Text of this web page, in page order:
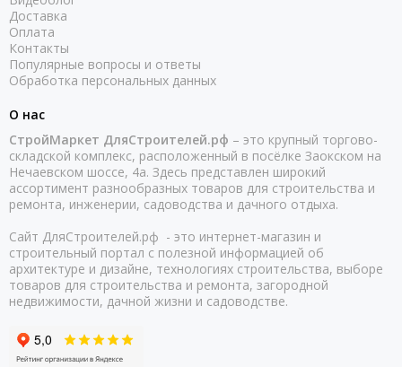
Доставка
Оплата
Контакты
Популярные вопросы и ответы
Обработка персональных данных
О нас
СтройМаркет ДляСтроителей.рф – это крупный торгово-
складской комплекс, расположенный в посёлке Заокском на
Нечаевском шоссе, 4а. Здесь представлен широкий
ассортимент разнообразных товаров для строительства и
ремонта, инженерии, садоводства и дачного отдыха.
Сайт ДляСтроителей.рф - это интернет-магазин и
строительный портал с полезной информацией об
архитектуре и дизайне, технологиях строительства, выборе
товаров для строительства и ремонта, загородной
недвижимости, дачной жизни и садоводстве.